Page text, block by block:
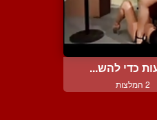
כדי להש...
2 המלצות